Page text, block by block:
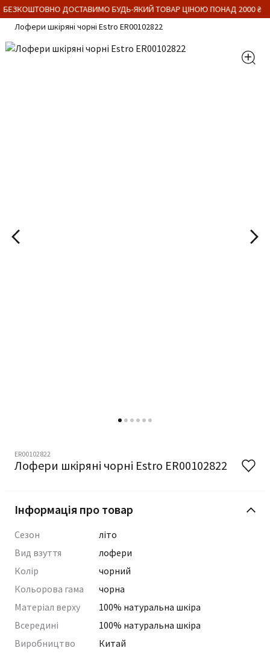
ДОСТАВИМО БУДЬ-ЯКИЙ ТОВАР ЦІНОЮ ПОНАД 2000 ₴
Лофери шкіряні чорні Estro ER00102822
ER00102822
Лофери шкіряні чорні Estro ER00102822
Інформація про товар
Сезон
літо
Вид взуття
лофери
Колір
чорний
Кольорова гама
чорна
Матеріал верху
100% натуральна шкіра
Всередині
100% натуральна шкіра
Виробництво
Китай